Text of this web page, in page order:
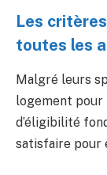
Les
toutes les
Malgré leurs
logement
d’éligibilité
satisfaire pour